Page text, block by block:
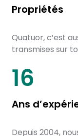
Propriétés
Quatuor, c’est
transmises sur
20
Ans
Depuis 2004,